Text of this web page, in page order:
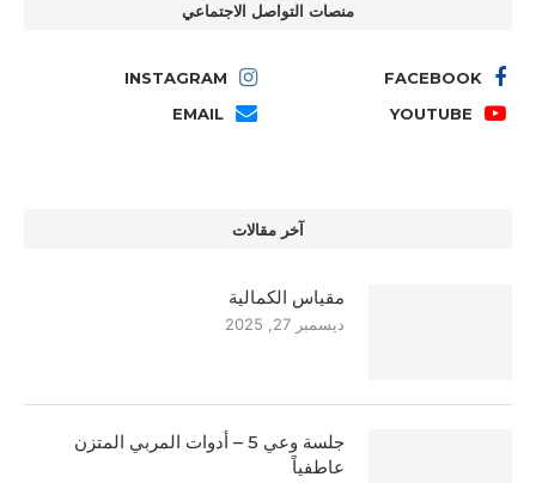
منصات التواصل الاجتماعي
FACEBOOK
INSTAGRAM
YOUTUBE
EMAIL
آخر مقالات
مقياس الكمالية
ديسمبر 27, 2025
جلسة وعي 5 – أدوات المربي المتزن
عاطفياً